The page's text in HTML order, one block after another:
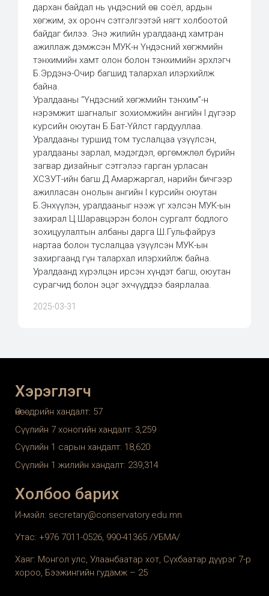
дархан байдал нь үндэсний өв соёл, ардын
хөгжим, эх оронч сэтгэлгээтэй нягт холбоотой
байдаг билээ. Энэ жилийн уралдаанд хамтран
ажиллаж дэмжсэн МУК-н Үндэсний хөгжмийн
тэнхимийн хамт олон болон тэнхимийн эрхлэгч
Б.Эрдэнэ-Очир багшид талархал илэрхийлж
байна.
Уралдааны “Үндэсний хөгжмийн тэнхим”-н
нэрэмжит шагналыг зохиомжийн ангийн I дүгээр
курсийн оюутан Б.Бат-Үйлст гардууллаа.
Уралдааны туршид том туслалцаа үзүүлсэн,
уралдааны зарлал, мэдэгдэл, өргөмжлөл бүрийн
загвар дизайныг сэтгэлээ гарган урласан
ХСЗУТ-ийн багш Д.Амаржаргал, нарийн бичгээр
ажилласан онолын ангийн I курсийн оюутан
Б.Энхүүлэн, уралдааныг нээж үг хэлсэн МУК-ын
захирал Ц.Шаравцэрэн болон сургалт бодлого
зохицуулалтын албаны дарга Ш.Гульфайруз
нартаа болон туслалцаа үзүүлсэн МУК-ын
захиргаанд гүн талархал илэрхийлж байна.
Уралдаанд хүрэлцэн ирсэн хүндэт багш, оюутан
сурагчид болон эцэг эхчүүддээ баярлалаа.
2025-03-31
Хэрэглэгч
Өнөөдрийн хандалт: 57
Сүүлийн 7 хоногийн хандалт: 3,259
Сүүлийн 1 сарын хандалт: 18,620
Сүүлийн 1 жилийн хандалт: 239,314
Холбоо барих
И-мэйл: secretary@conservatory.edu.mn
Утас: +976 7011-0526, 990-41365 /УБМА/
Хаяг: Монгол улс, Улаанбаатар хот, Сүхбаатар дүүрэг 7-р
хороо, Бээжингийн гудамж – 25